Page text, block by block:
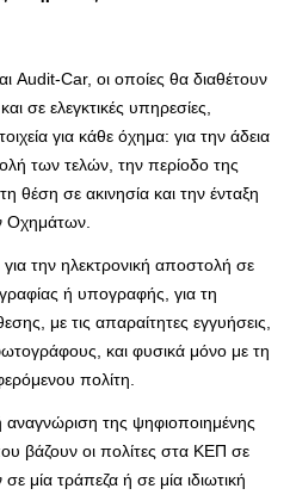
Audit-Car, οι οποίες θα διαθέτουν
σε ελεγκτικές υπηρεσίες,
για κάθε όχημα: για την άδεια
των τελών, την περίοδο της
θέση σε ακινησία και την ένταξη
Οχημάτων.
την ηλεκτρονική αποστολή σε
ή υπογραφής, για τη
με τις απαραίτητες εγγυήσεις,
και φυσικά μόνο με τη
πολίτη.
αναγνώριση της ψηφιοποιημένης
βάζουν οι πολίτες στα ΚΕΠ σε
μία τράπεζα ή σε μία ιδιωτική